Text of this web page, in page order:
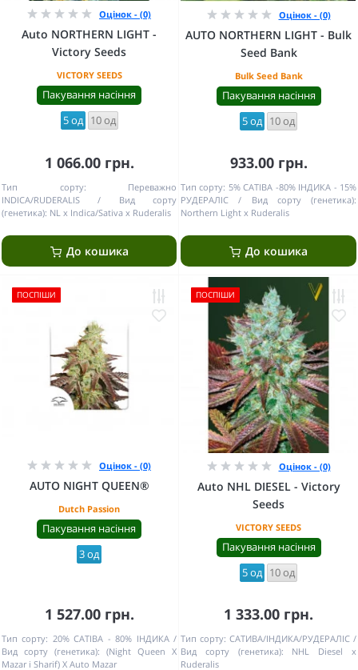
Оцінок - (0)
Auto NORTHERN LIGHT -
Victory Seeds
VICTORY SEEDS
Пакування насіння
5 од 10 од
1 066.00 грн.
Тип сорту:
Переважно
INDICA/RUDERALIS
Вид сорту
(генетика): NL x Indica/Sativa x Ruderalis
До кошика
Оцінок - (0)
AUTO NORTHERN LIGHT - Bulk
Seed Bank
Bulk Seed Bank
Пакування насіння
5 од 10 од
933.00 грн.
Тип сорту: 5% САТІВА -80% ІНДИКА - 15%
РУДЕРАЛІС
Вид сорту (генетика):
Northern Light x Ruderalis
До кошика
ПОСПІШИ
Оцінок - (0)
AUTO NIGHT QUEEN®
Dutch Passion
Пакування насіння
3 од
1 527.00 грн.
Тип сорту: 20% САТІВА - 80% ІНДИКА
Вид сорту (генетика): (Night Queen X
Mazar i Sharif) X Auto Mazar
ПОСПІШИ
Оцінок - (0)
Auto NHL DIESEL - Victory
Seeds
VICTORY SEEDS
Пакування насіння
5 од 10 од
1 333.00 грн.
Тип сорту: САТИВА/ІНДИКА/РУДЕРАЛІС
Вид сорту (генетика):
NHL Diesel x
Ruderalis